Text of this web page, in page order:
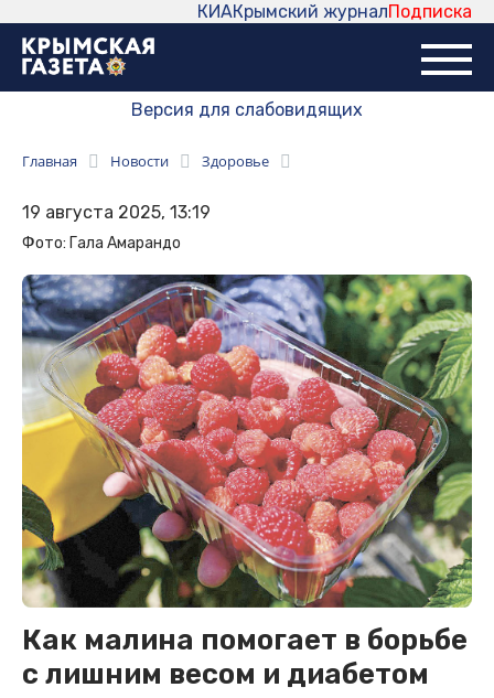
Подписка
Крымский журнал
КИА
Версия для слабовидящих
Главная Новости Здоровье
19 августа 2025, 13:19
Фото: Гала Амарандо
Как малина помогает в борьбе
с лишним весом и диабетом